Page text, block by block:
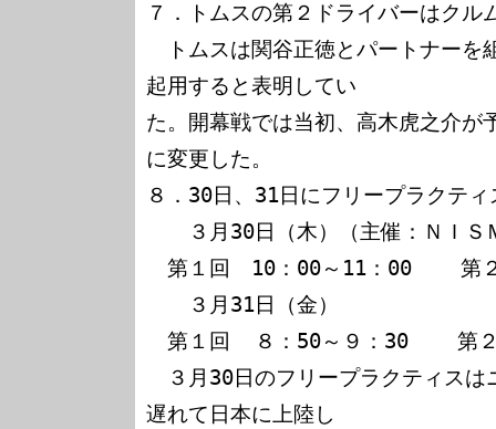
７．トムスの第２ドライバーはクル
トムスは関谷正徳とパートナーを
起用すると表明してい
た。開幕戦では当初、高木虎之介
に変更した。
８．30日、31日にフリープラクティ
３月30日（木）（主催：ＮＩＳ
第１回　10：00～11：00    第
３月31日（金）
第１回  ８：50～９：30    第
３月30日のフリープラクティスは
遅れて日本に上陸し